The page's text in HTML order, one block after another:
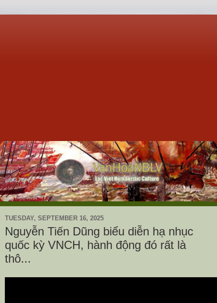
TUESDAY, SEPTEMBER 16, 2025
Nguyễn Tiến Dũng biểu diễn hạ nhục
quốc kỳ VNCH, hành động đó rất là
thô...